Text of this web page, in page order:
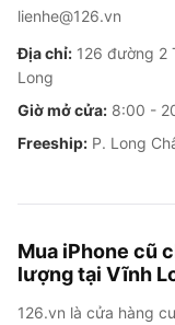
lienhe@126.vn
Địa chỉ: 126 đường 2
Long
Giờ mở cửa: 8:00 -
Freeship: P. Long
Mua iPhone cũ
lượng tại Vĩnh
126.vn là cửa hàng